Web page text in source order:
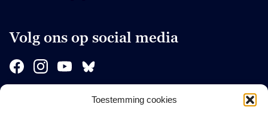
Toestemming cookies
Volg ons op social media